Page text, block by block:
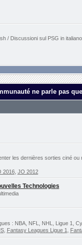
/ Discussioni sul PSG in
ne parle pas
les dernières sorties ciné ou
2016, JO 2012
Technologies
: NBA, NFL, NHL, Ligue 1,
, Fantasy Leagues Ligue 1